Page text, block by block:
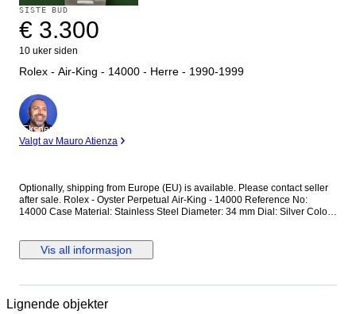
SISTE BUD
€ 3.300
10 uker siden
Rolex - Air-King - 14000 - Herre - 1990-1999
Ekspert
Valgt av Mauro Atienza
Optionally, shipping from Europe (EU) is available. Please contact seller
after sale. Rolex - Oyster Perpetual Air-King - 14000 Reference No:
14000 Case Material: Stainless Steel Diameter: 34 mm Dial: Silver Colour
wrist approximately Clasp: Hidden Deployment Case Back: Solid
Condition: Worn & Very good condition Movement: Automatic Functions:
appears in the photos is my shooting platform.) **I will use FedEX / Ups
as possible (takes usually 3-5 days *we don't guarantee water resistance
Vis all informasjon
Lignende objekter